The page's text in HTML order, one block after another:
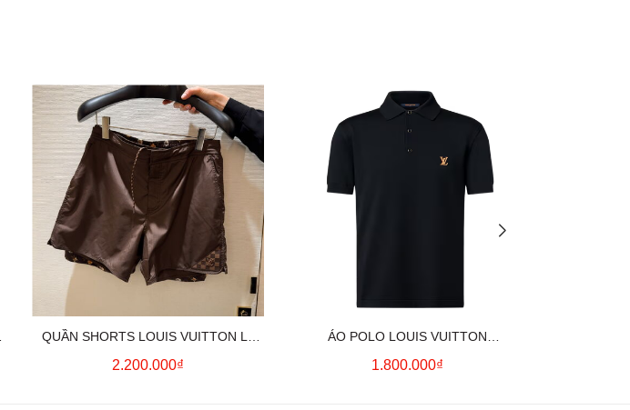
QUẦN SHORTS LOUIS VUITTON LV
MONOGRAM SWIMWEAR (BROWN)
2.200.000₫
ÁO POLO LOUIS VUITTON
SIGNATURE LOGO (BLACK)
1.800.000₫